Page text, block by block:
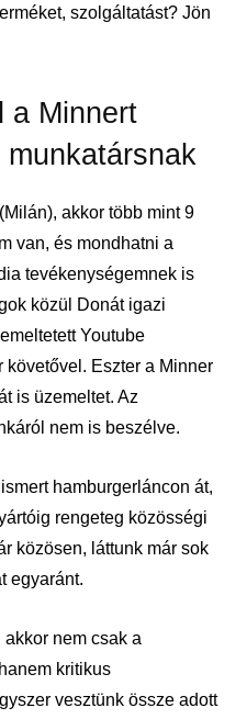
szolgáltatást? Jön
a Minnert
akkor több mint 9
van, és mondhatni a
tevékenységemnek is
közül Donát igazi
Youtube
Eszter a Minner
is üzemeltet. Az
nem is beszélve.
hamburgerláncon át,
rengeteg közösségi
közösen, láttunk már sok
egyaránt.
nem csak a
kritikus
vesztünk össze adott